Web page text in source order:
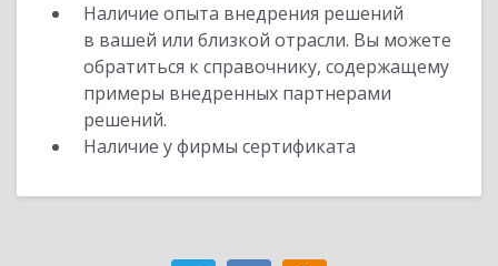
Наличие опыта внедрения решений
в вашей или близкой отрасли. Вы можете
обратиться к справочнику, содержащему
примеры внедренных партнерами
решений.
Наличие у фирмы сертификата